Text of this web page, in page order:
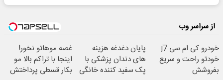
از سراسر وب
خودرو کی ام سی j7
خودتو راحت و سریع
بفروشش
پایان دغدغه هزینه
های دندان پزشکی با
پک سفید کننده خانگی
غصه موهاتو نخور!
اینجا با تراکم بالا مو
بکار قسطی پرداختش